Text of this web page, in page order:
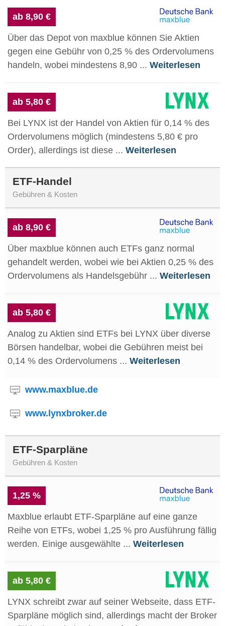
ab 8,90 €
Über das Depot von maxblue können Sie Aktien
gegen eine Gebühr von 0,25 % des Ordervolumens
handeln, wobei mindestens 8,90 ... Weiterlesen
ab 5,80 €
Bei LYNX ist der Handel von Aktien für 0,14 % des
Ordervolumens möglich (mindestens 5,80 € pro
Order), allerdings ist diese ... Weiterlesen
ETF-Handel
Gebühren & Kosten
ab 8,90 €
Über maxblue können auch ETFs ganz normal
gehandelt werden, wobei wie bei Aktien 0,25 % des
Ordervolumens als Handelsgebühr ... Weiterlesen
ab 5,80 €
Analog zu Aktien sind ETFs bei LYNX über diverse
Börsen handelbar, wobei die Gebühren meist bei
0,14 % des Ordervolumens ... Weiterlesen
www.maxblue.de
www.lynxbroker.de
ETF-Sparpläne
Gebühren & Kosten
1,25 %
Maxblue erlaubt ETF-Sparpläne auf eine ganze
Reihe von ETFs, wobei 1,25 % pro Ausführung fällig
werden. Einige ausgewählte ... Weiterlesen
ab 5,80 €
LYNX schreibt zwar auf seiner Webseite, dass ETF-
Sparpläne möglich sind, allerdings macht der Broker